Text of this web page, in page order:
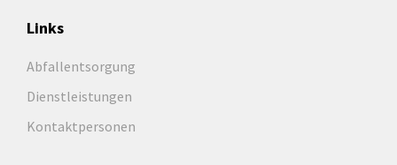
Links
Abfallentsorgung
Dienstleistungen
Kontaktpersonen